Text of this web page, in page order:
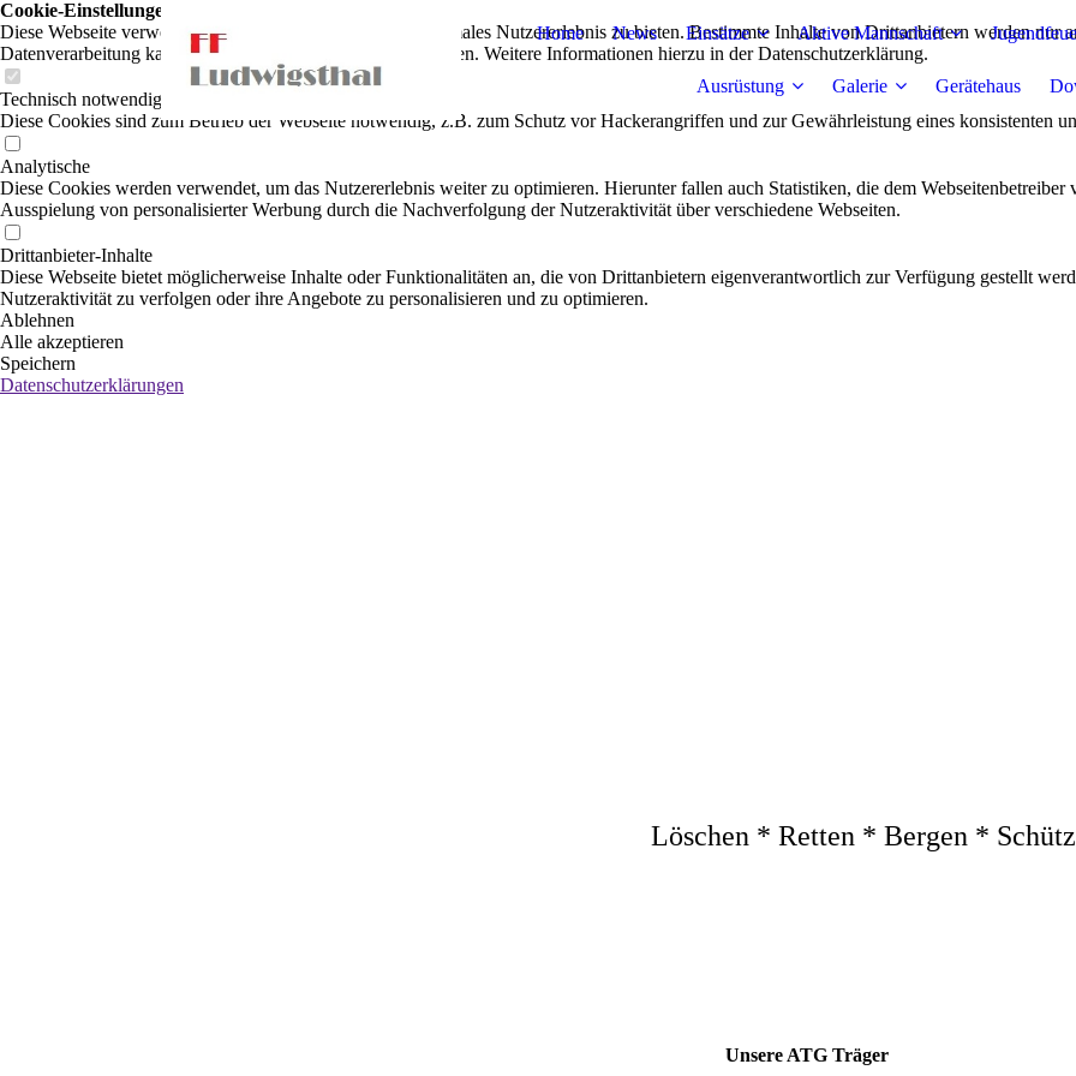
Home News Einsätze Aktive Mannschaft
Ausrüstung Galerie Gerätehaus
Löschen * Retten * Bergen *
Unsere ATG Träger
Cookie-Einstellungen
Diese Webseite verwendet Cookies, um Besuchern ein optimales Nutzererlebnis zu bieten. Bestimmte Inhalte von Drittanbietern werden nur
Datenverarbeitung kann dann auch in einem Drittland erfolgen. Weitere Informationen hierzu in der Datenschutzerklärung.
Technisch notwendige
Diese Cookies sind zum Betrieb der Webseite notwendig, z.B. zum Schutz vor Hackerangriffen und zur Gewährleistung eines konsistenten
Analytische
Diese Cookies werden verwendet, um das Nutzererlebnis weiter zu optimieren. Hierunter fallen auch Statistiken, die dem
Ausspielung von personalisierter Werbung durch die Nachverfolgung der Nutzeraktivität über verschiedene Webseiten.
Drittanbieter-Inhalte
Diese Webseite bietet möglicherweise Inhalte oder Funktionalitäten an, die von Drittanbietern eigenverantwortlich zur Verfügung gestellt
Nutzeraktivität zu verfolgen oder ihre Angebote zu personalisieren und zu optimieren.
Ablehnen
Alle akzeptieren
Speichern
Datenschutzerklärungen